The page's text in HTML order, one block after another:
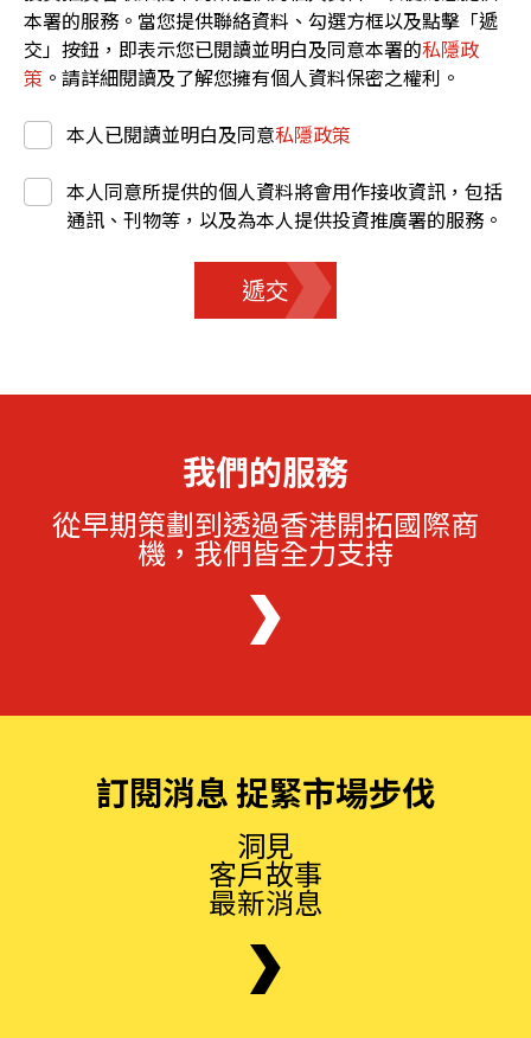
本署的服務。當您提供聯絡資料、勾選方框以及點擊「遞
交」按鈕，即表示您已閱讀並明白及同意本署的私隱政
策 。請詳細閱讀及了解您擁有個人資料保密之權利。
本人已閱讀並明白及同意私隱政策
本人同意所提供的個人資料將會用作接收資訊，包括
通訊、刊物等，以及為本人提供投資推廣署的服務。
遞交
我們的服務
從早期策劃到透過香港開拓國際商
機，我們皆全力支持
訂閱消息 捉緊市場步伐
洞見
客戶故事
最新消息